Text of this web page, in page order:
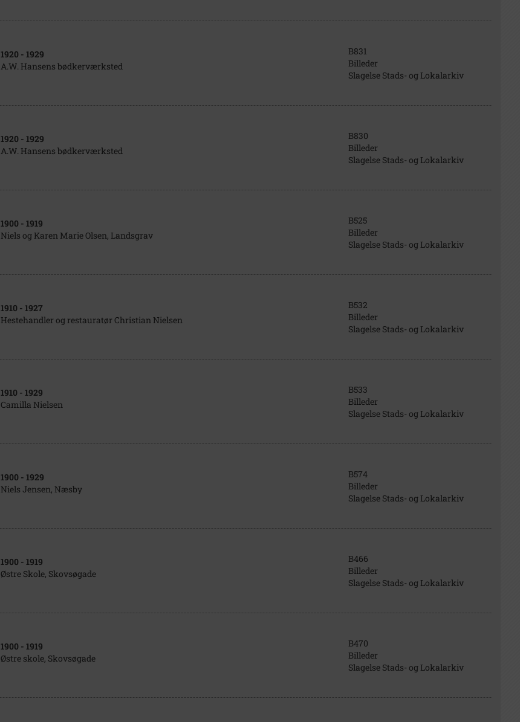
1920 - 1929
A.W. Hansens bødkerværksted
B831
Billeder
Slagelse Stads- og Lokalarkiv
1920 - 1929
A.W. Hansens bødkerværksted
B830
Billeder
Slagelse Stads- og Lokalarkiv
1900 - 1919
Niels og Karen Marie Olsen, Landsgrav
B525
Billeder
Slagelse Stads- og Lokalarkiv
1910 - 1927
Hestehandler og restauratør Christian Nielsen
B532
Billeder
Slagelse Stads- og Lokalarkiv
1910 - 1929
Camilla Nielsen
B533
Billeder
Slagelse Stads- og Lokalarkiv
1900 - 1929
Niels Jensen, Næsby
B574
Billeder
Slagelse Stads- og Lokalarkiv
1900 - 1919
Østre Skole, Skovsøgade
B466
Billeder
Slagelse Stads- og Lokalarkiv
1900 - 1919
Østre skole, Skovsøgade
B470
Billeder
Slagelse Stads- og Lokalarkiv